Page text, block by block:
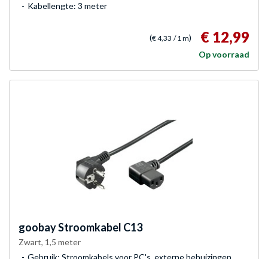
Kabellengte: 3 meter
(€ 4,33 / 1 m) € 12,99
Op voorraad
goobayStroomkabel C13
Zwart, 1,5 meter